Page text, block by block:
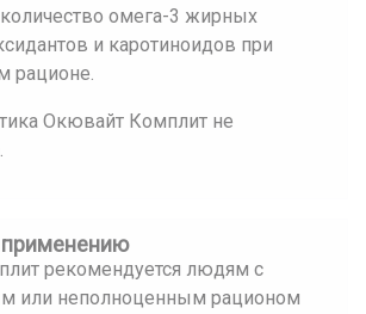
омега-3 жирных
и каротиноидов при
рационе.
Окювайт Комплит не
применению
рекомендуется людям с
или неполноценным рационом